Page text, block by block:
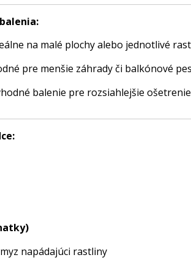
na malé plochy alebo jednotlivé
pre menšie záhrady či balkónové
balenie pre rozsiahlejšie ošetrenie
napádajúci rastliny